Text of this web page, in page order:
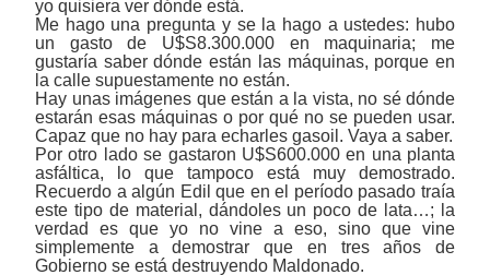
yo quisiera ver dónde está.
Me hago una pregunta y se la hago a ustedes: hubo
un gasto de U$S8.300.000 en maquinaria; me
gustaría saber dónde están las máquinas, porque en
la calle supuestamente no están.
Hay unas imágenes que están a la vista, no sé dónde
estarán esas máquinas o por qué no se pueden usar.
Capaz que no hay para echarles gasoil. Vaya a saber.
Por otro lado se gastaron U$S600.000 en una planta
asfáltica, lo que tampoco está muy demostrado.
Recuerdo a algún Edil que en el período pasado traía
este tipo de material, dándoles un poco de lata…; la
verdad es que yo no vine a eso, sino que vine
simplemente a demostrar que en tres años de
Gobierno se está destruyendo Maldonado.